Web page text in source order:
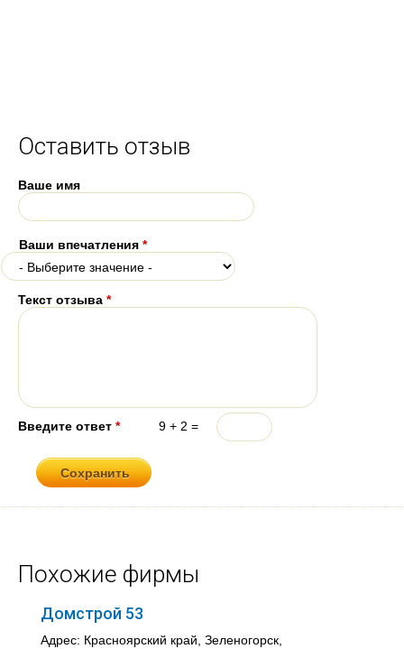
Оставить отзыв
Ваше имя
Ваши впечатления *
Текст отзыва *
Введите ответ * 9 + 2 =
Похожие фирмы
Домстрой 53
Адрес: Красноярский край, Зеленогорск,